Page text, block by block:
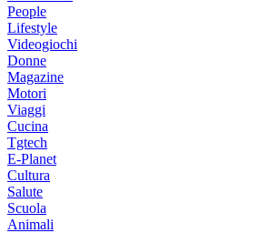
People
Lifestyle
Videogiochi
Donne
Magazine
Motori
Viaggi
Cucina
Tgtech
E-Planet
Cultura
Salute
Scuola
Animali